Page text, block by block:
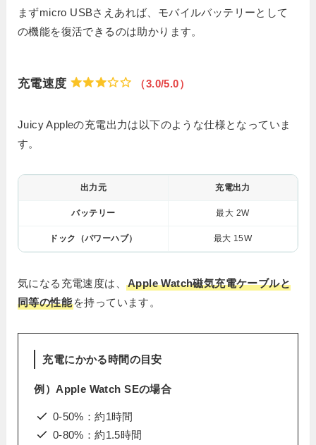
まずmicro USBさえあれば、モバイルバッテリーとして
の機能を復活できるのは助かります。
充電速度 （3.0/5.0）
Juicy Appleの充電出力は以下のような仕様となっていま
す。
出力元 充電出力
バッテリー 最大 2W
ドック（パワーハブ） 最大 15W
気になる充電速度は、
Apple Watch磁気充電ケーブルと
同等の性能を持っています。
充電にかかる時間の目安
例）Apple Watch SEの場合
0-50%：約1時間
0-80%：約1.5時間